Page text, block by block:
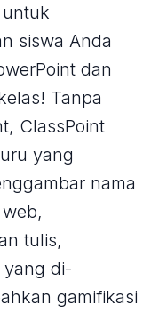
untuk
siswa Anda
dan
Tanpa
ClassPoint
yang
nama
tulis,
yang di-
gamifikasi